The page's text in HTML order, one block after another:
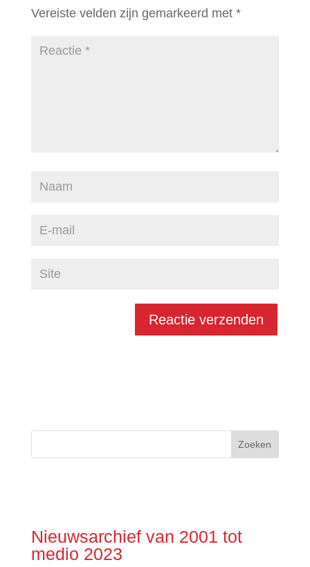
Vereiste velden zijn gemarkeerd met *
Nieuwsarchief van 2001 tot
medio 2023